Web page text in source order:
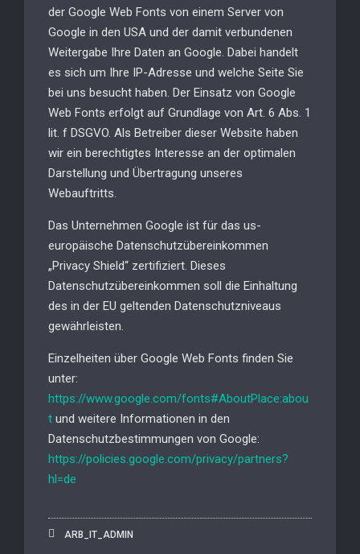
der Google Web Fonts von einem Server von
Google in den USA und der damit verbundenen
Weitergabe Ihre Daten an Google. Dabei handelt
es sich um Ihre IP-Adresse und welche Seite Sie
bei uns besucht haben. Der Einsatz von Google
Web Fonts erfolgt auf Grundlage von Art. 6 Abs. 1
lit. f DSGVO. Als Betreiber dieser Website haben
wir ein berechtigtes Interesse an der optimalen
Darstellung und Übertragung unseres
Webauftritts.
Das Unternehmen Google ist für das us-
europäische Datenschutzübereinkommen
„Privacy Shield“ zertifiziert. Dieses
Datenschutzübereinkommen soll die Einhaltung
des in der EU geltenden Datenschutzniveaus
gewährleisten.
Einzelheiten über Google Web Fonts finden Sie
unter:
https://www.google.com/fonts#AboutPlace:abou
t und weitere Informationen in den
Datenschutzbestimmungen von Google:
https://policies.google.com/privacy/partners?
hl=de
ARB_IT_ADMIN